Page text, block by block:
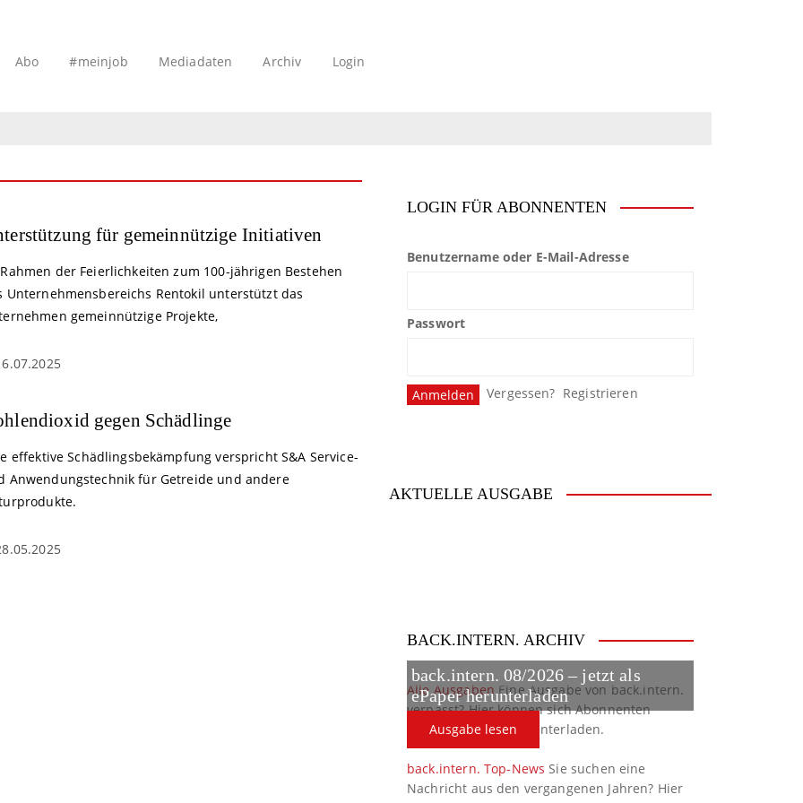
Abo #meinjob Mediadaten Archiv Login
für gemeinnützige Initiativen
der Feierlichkeiten zum 100-jährigen Bestehen
Unternehmensbereichs Rentokil unterstützt das
gemeinnützige Projekte,
gegen Schädlinge
effektive Schädlingsbekämpfung verspricht S&A Service-
Anwendungstechnik für Getreide und andere
LOGIN FÜR ABONNENTEN
Benutzername oder E-Mail-Adresse
Passwort
Vergessen? Registrieren
AKTUELLE AUSGABE
back.intern. 08/2026 – jetzt als
ePaper herunterladen
Ausgabe lesen
BACK.INTERN. ARCHIV
Alle AusgabenEine Ausgabe von back.intern.
verpasst? Hier können sich Abonnenten
ältere Ausgaben herunterladen.
back.intern. Top-News Sie suchen eine
Nachricht aus den vergangenen Jahren? Hier